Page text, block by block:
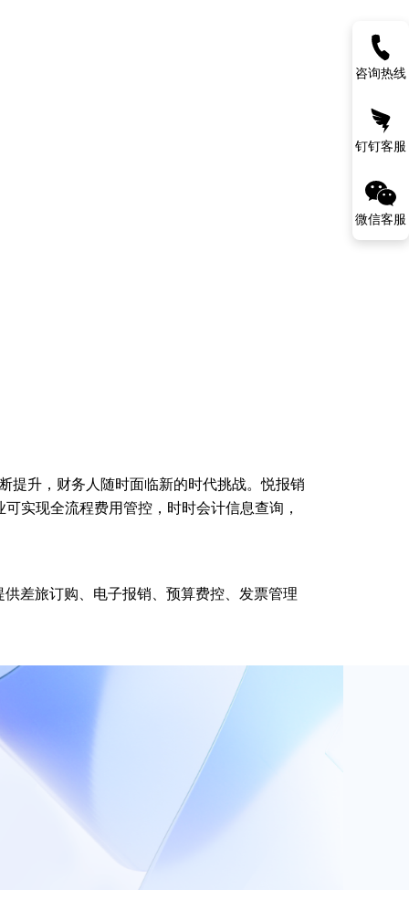
提升，财务人随时面临新的时代挑战。悦报销
实现全流程费用管控，时时会计信息查询，
差旅订购、电子报销、预算费控、发票管理
咨询热线
钉钉客服
微信客服